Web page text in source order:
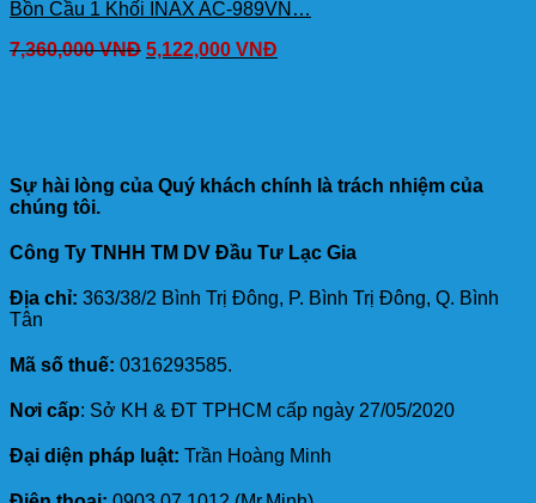
Bồn Cầu 1 Khối INAX AC-989VN…
7,360,000VNĐ 5,122,000 VNĐ
Sự hài lòng của Quý khách chính là trách nhiệm của
chúng tôi.
Công Ty TNHH TM DV Đầu Tư Lạc Gia
Địa chỉ: 363/38/2 Bình Trị Đông, P. Bình Trị Đông, Q. Bình
Tân
Mã số thuế: 0316293585.
Nơi cấp: Sở KH & ĐT TPHCM cấp ngày 27/05/2020
Đại diện pháp luật: Trần Hoàng Minh